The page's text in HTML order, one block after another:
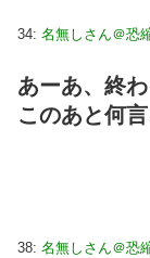
34: 名無しさん＠恐
あーあ、終
このあと何
38: 名無しさん＠恐